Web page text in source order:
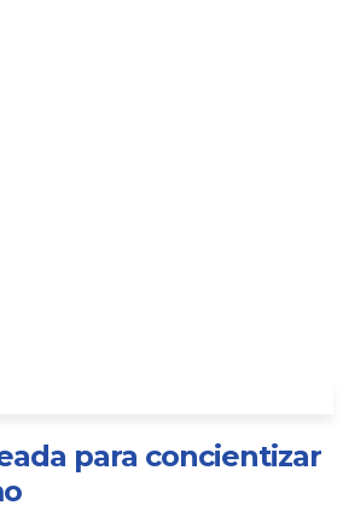
para concientizar